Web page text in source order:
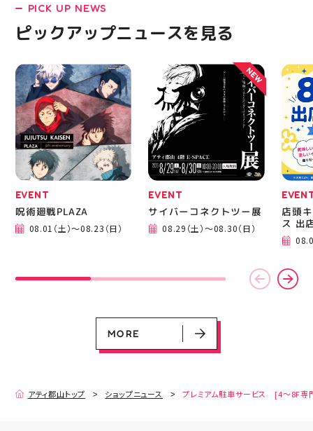
LATEST!
ピックアップニュース
EVENT
EVENT
EVENT
08.01（土）～08.31（月）
EVENT
05.21（木）～09.27（日）
CAMPAIGN
CAMPAIGN
PICK UP NEWS
ピックアップニュースを見る
EVENT
呪術廻戦PLAZA
08.01（土）～08.23（日）
EVENT
サイバーコネクトツー展
08.29（土）～08.30（日）
NEW
店頭
ス 出
MORE
アティ郡山トップ ショップニュース プレミアム駐車サービス [4～8F専